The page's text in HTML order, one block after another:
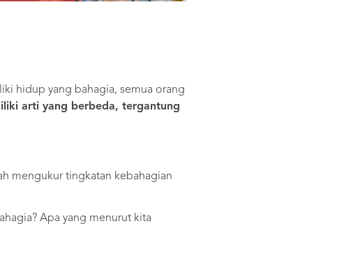
hidup yang bahagia, semua orang
arti yang berbeda, tergantung
mengukur tingkatan kebahagian
Apa yang menurut kita